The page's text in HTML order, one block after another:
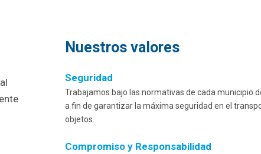
Nuestros valores
Seguridad
Trabajamos bajo las normativas de cada municipio
a fin de garantizar la máxima seguridad en el
objetos.
Compromiso y Responsabilidad